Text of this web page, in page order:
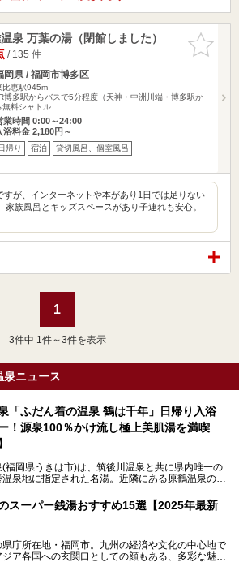
お気に入
りに追加
泉 万葉の湯（閉館しました）
/ 135 件
岡県 / 福岡市博多区
比恵駅945m
博多駅からバスで5分程度（天神・中洲川端・博多駅か
無料シャトル…
業時間 0:00～24:00
浴料金 2,180円～
帰り 宿泊 貸切風呂、個室風呂
すが、インターネットや本があり1日では足りない
家族風呂とキッズスペースがあり子連れも安心。
1
3件中 1件～3件を表示
泉ニュース
「ふだん着の温泉 鶴は千年」日帰り入浴
！源泉100％かけ流し極上美肌湯を満喫
(福岡県うきは市)は、筑後川温泉と共に県内唯一の
泉地に指定された名湯。近隣にある原鶴温泉の観
の温泉 鶴は千年」は、吉井温泉にある日帰り入
泉ファンに愛され続けています。今回は筆者自ら日
、自慢の温泉を中心に詳細レビューします！
スーパー銭湯おすすめ15選【2025年最新
県庁所在地・福岡市。九州の経済や文化の中心地で
ア各国への玄関口としての顔もある、多彩な魅力